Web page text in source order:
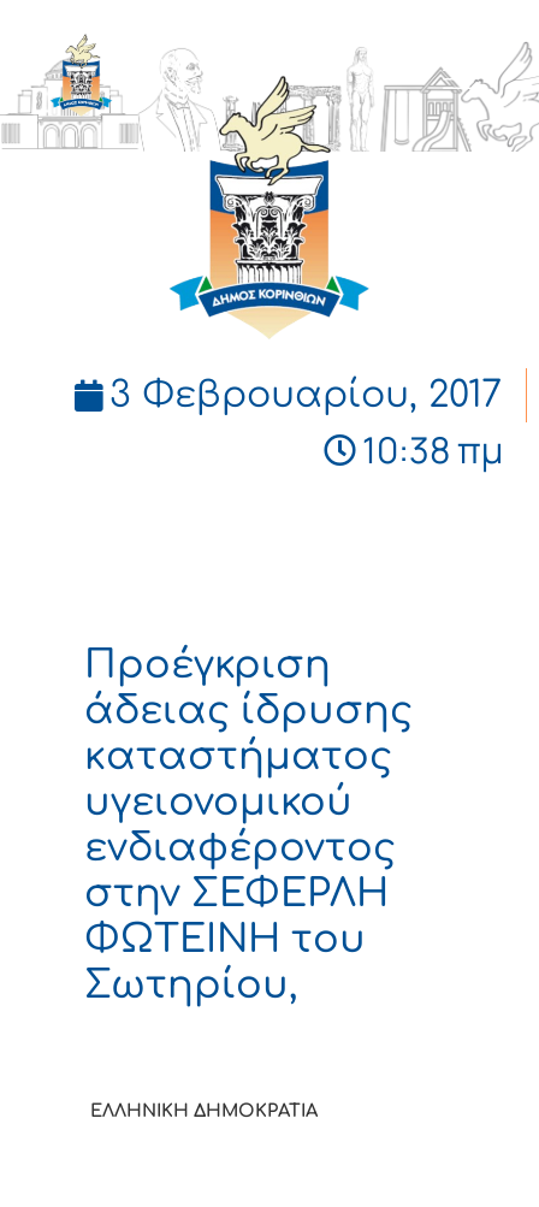
ΔΗΜΟΣ
ΚΟΡΙΝΘΙΩΝ
3 Φεβρουαρίου, 2017
10:38 πμ
Προέγκριση
άδειας ίδρυσης
καταστήματος
υγειονομικού
ενδιαφέροντος
στην ΣΕΦΕΡΛΗ
ΦΩΤΕΙΝΗ του
Σωτηρίου,
ΕΛΛΗΝΙΚΗ ΔΗΜΟΚΡΑΤΙΑ